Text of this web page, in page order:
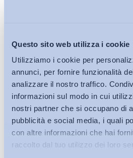
Questo sito web utilizza i cookie
Utilizziamo i cookie per
annunci, per fornire funzionalità
analizzare il nostro traffico.
informazioni sul modo in cui
nostri partner che si occupano di
pubblicità e social media, i quali
con altre informazioni che hai
raccolto dal tuo utilizzo dei loro